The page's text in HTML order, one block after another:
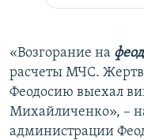
«Возгорание на
расчеты МЧС.
Феодосию выехал
Михайличенко», –
администрации